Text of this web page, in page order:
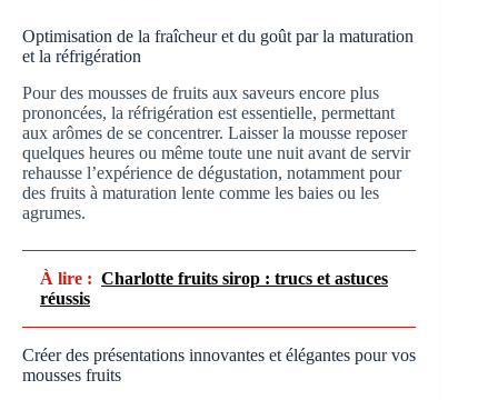
Optimisation de la fraîcheur et du goût par la maturation
et la réfrigération
Pour des mousses de fruits aux saveurs encore plus
prononcées, la réfrigération est essentielle, permettant
aux arômes de se concentrer. Laisser la mousse reposer
quelques heures ou même toute une nuit avant de servir
rehausse l’expérience de dégustation, notamment pour
des fruits à maturation lente comme les baies ou les
agrumes.
À lire : Charlotte fruits sirop : trucs et astuces
réussis
Créer des présentations innovantes et élégantes pour vos
mousses fruits